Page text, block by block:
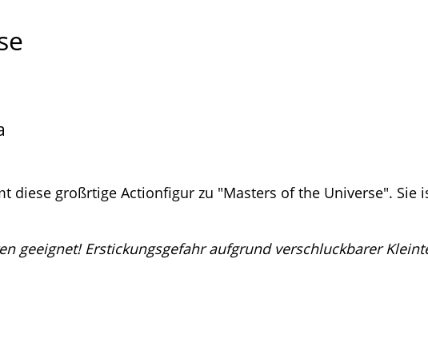
diese großrtige Actionfigur zu "Masters of the Universe".
geeignet! Erstickungsgefahr aufgrund verschluckbarer